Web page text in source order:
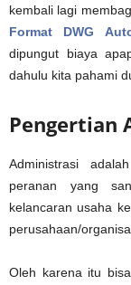
kembali lagi
Format DWG
dipungut biaya
dahulu kita pahami
Pengertian
Administrasi
peranan yang
kelancaran usaha
perusahaan/
Oleh karena itu